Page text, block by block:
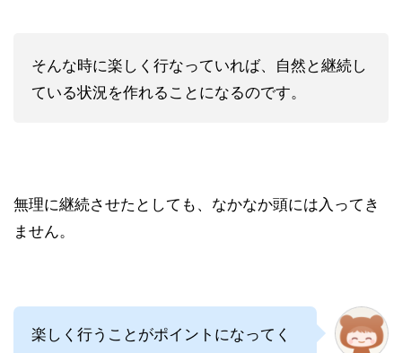
そんな時に楽しく行なっていれば、自然と継続し
ている状況を作れることになるのです。
無理に継続させたとしても、なかなか頭には入ってき
ません。
楽しく行うことがポイントになってく